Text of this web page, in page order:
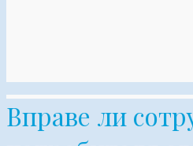
Вправе ли